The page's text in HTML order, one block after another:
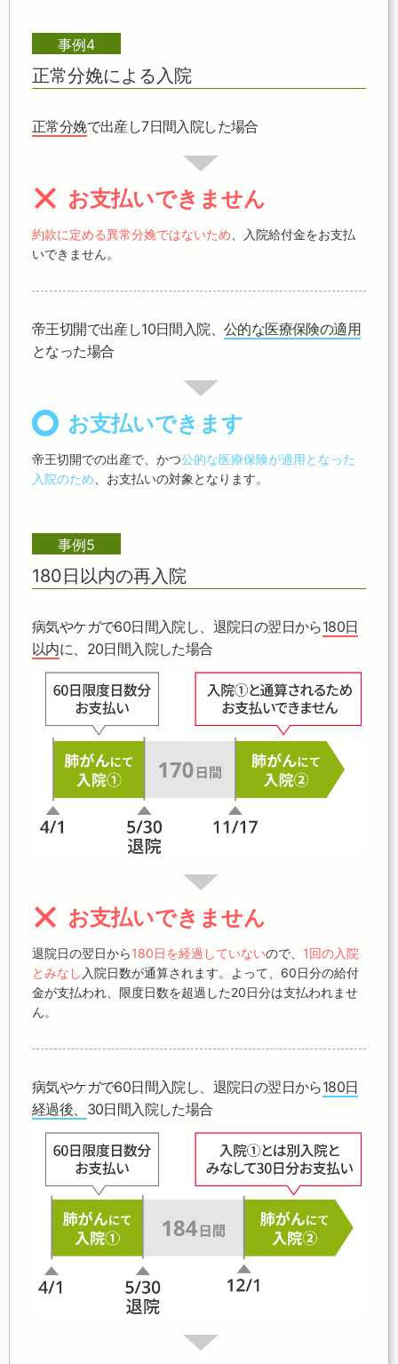
事例4
正常分娩による入院
正常分娩で出産し7日間入院した場合
お支払いできません
約款に定める異常分娩ではないため 、入院給付金をお支払
いできません。
帝王切開で出産し10日間入院、 公的な医療保険の適用
となった場合
お支払いできます
帝王切開での出産で、かつ公的な医療保険が適用となった
入院のため 、お支払いの対象となります。
事例5
180日以内の再入院
病気やケガで60日間入院し、退院日の翌日から180日
以内に、20日間入院した場合
お支払いできません
退院日の翌日から180日を経過していないので、 1回の入院
とみなし 入院日数が通算されます。よって、60日分の給付
金が支払われ、限度日数を超過した20日分は支払われませ
ん。
病気やケガで60日間入院し、退院日の翌日から180日
経過後、 30日間入院した場合